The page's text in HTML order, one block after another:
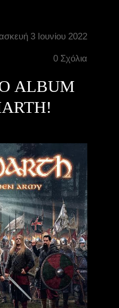
3 Ιουνίου 2022
0 Σχόλια
ALBUM